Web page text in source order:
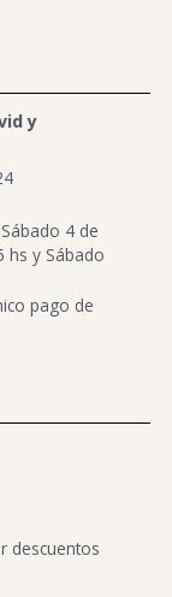
y
4 de
hs y Sábado
pago de
descuentos